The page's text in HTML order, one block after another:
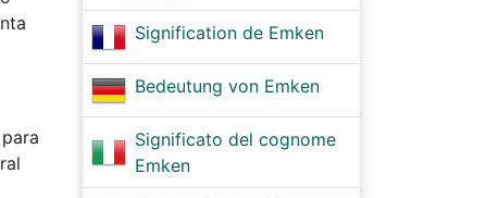
Signification de Emken
Bedeutung von Emken
Significato del cognome
Emken